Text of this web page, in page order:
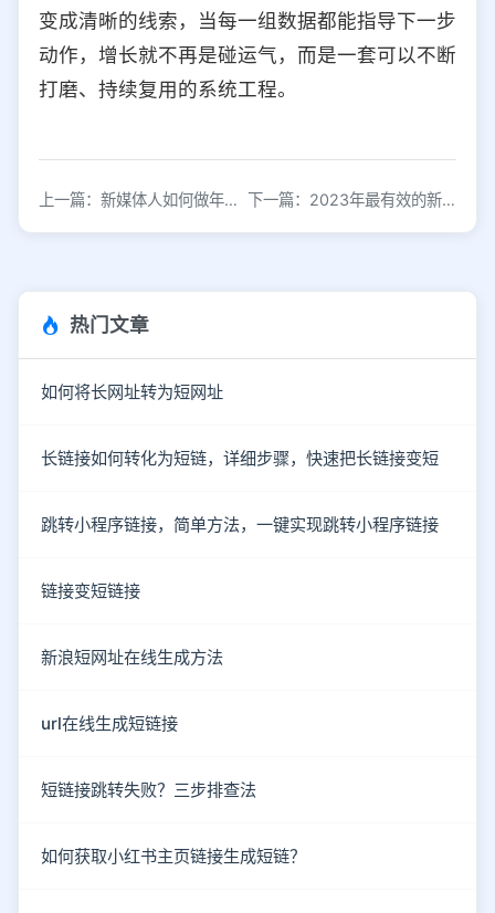
变成清晰的线索，当每一组数据都能指导下一步
动作，增长就不再是碰运气，而是一套可以不断
打磨、持续复用的系统工程。
上一篇：新媒体人如何做年终汇报？看这一篇就够了！ 下一篇：2023年最有效的新媒体内容变现模式，你必须知晓的一种改变
热门文章
如何将长网址转为短网址
长链接如何转化为短链，详细步骤，快速把长链接变短
跳转小程序链接，简单方法，一键实现跳转小程序链接
链接变短链接
新浪短网址在线生成方法
url在线生成短链接
短链接跳转失败？三步排查法
如何获取小红书主页链接生成短链？